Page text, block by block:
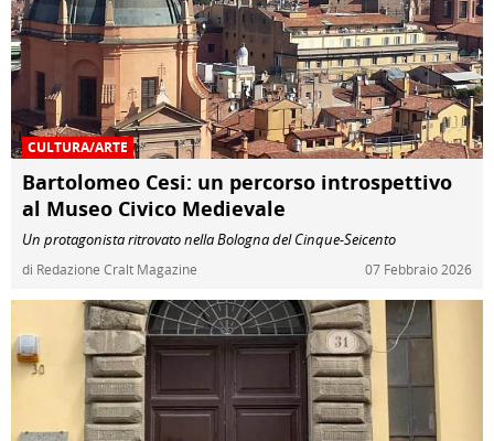
CULTURA/ARTE
Bartolomeo Cesi: un percorso introspettivo
al Museo Civico Medievale
Un protagonista ritrovato nella Bologna del Cinque-Seicento
di Redazione Cralt Magazine 07 Febbraio 2026